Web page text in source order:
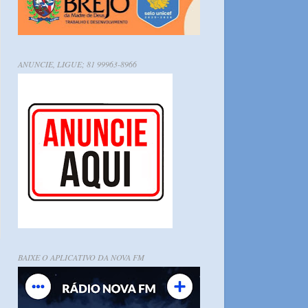
ANUNCIE, LIGUE; 81 99963-8966
BAIXE O APLICATIVO DA NOVA FM